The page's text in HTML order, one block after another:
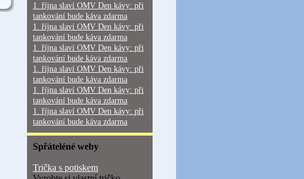
1. října slaví OMV Den kávy: při
tankování bude káva zdarma
1. října slaví OMV Den kávy: při
tankování bude káva zdarma
1. října slaví OMV Den kávy: při
tankování bude káva zdarma
1. října slaví OMV Den kávy: při
tankování bude káva zdarma
1. října slaví OMV Den kávy: při
tankování bude káva zdarma
1. října slaví OMV Den kávy: při
tankování bude káva zdarma
Spřáteléné weby
Trička s potiskem